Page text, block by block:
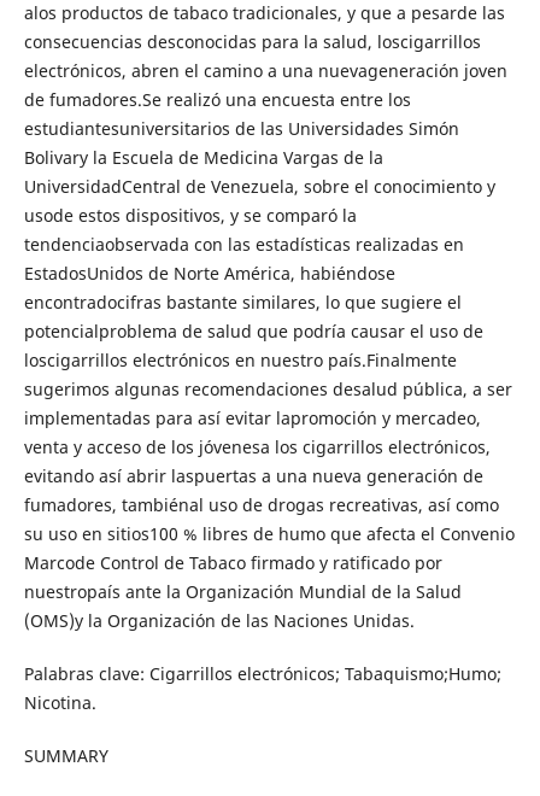
alos productos de tabaco tradicionales, y que a pesarde las
consecuencias desconocidas para la salud, loscigarrillos
electrónicos, abren el camino a una nuevageneración joven
de fumadores.Se realizó una encuesta entre los
estudiantesuniversitarios de las Universidades Simón
Bolivary la Escuela de Medicina Vargas de la
UniversidadCentral de Venezuela, sobre el conocimiento y
usode estos dispositivos, y se comparó la
tendenciaobservada con las estadísticas realizadas en
EstadosUnidos de Norte América, habiéndose
encontradocifras bastante similares, lo que sugiere el
potencialproblema de salud que podría causar el uso de
loscigarrillos electrónicos en nuestro país.Finalmente
sugerimos algunas recomendaciones desalud pública, a ser
implementadas para así evitar lapromoción y mercadeo,
venta y acceso de los jóvenesa los cigarrillos electrónicos,
evitando así abrir laspuertas a una nueva generación de
fumadores, tambiénal uso de drogas recreativas, así como
su uso en sitios100 % libres de humo que afecta el Convenio
Marcode Control de Tabaco firmado y ratificado por
nuestropaís ante la Organización Mundial de la Salud
(OMS)y la Organización de las Naciones Unidas.
Palabras clave: Cigarrillos electrónicos; Tabaquismo;Humo;
Nicotina.
SUMMARY